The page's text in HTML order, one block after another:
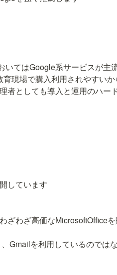
てはGoogle系サービスが主
現場で購入利用されやすいか
者としても導入と運用のハー
しています
ざわざ高価なMicrosoftOffice
Gmailを利用しているのでは